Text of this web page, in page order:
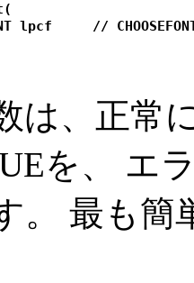
lpcf     // CHOOSEFONT
は、正常
を、 エ
。 最も簡